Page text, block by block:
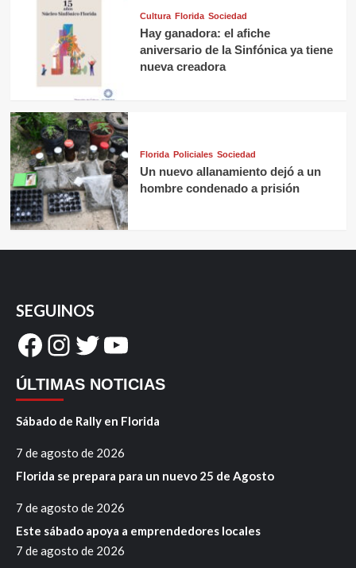
Cultura Florida Sociedad
Hay ganadora: el afiche
aniversario de la Sinfónica ya tiene
nueva creadora
Florida Policiales Sociedad
Un nuevo allanamiento dejó a un
hombre condenado a prisión
SEGUINOS
Facebook
Instagram
Twitter
YouTube
ÚLTIMAS NOTICIAS
Sábado de Rally en Florida
7 de agosto de 2026
Florida se prepara para un nuevo 25 de Agosto
7 de agosto de 2026
Este sábado apoya a emprendedores locales
7 de agosto de 2026